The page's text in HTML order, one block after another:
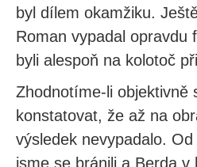
byl dílem okamžiku.
Roman vypadal opravdu
byli alespoň na kolotoč
Zhodnotíme-li objektivně
konstatovat, že až na
výsledek nevypadalo.
jsme se bránili a Berda v